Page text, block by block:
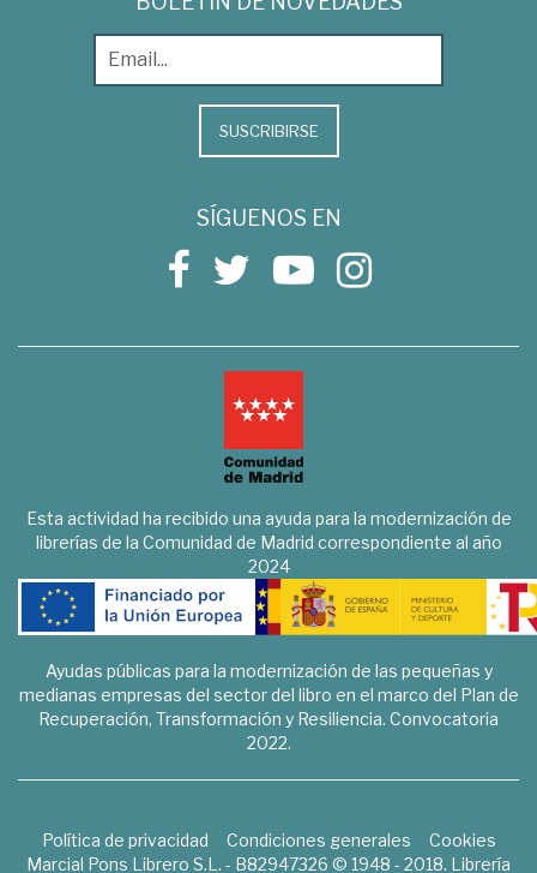
SUSCRIBIRSE
SÍGUENOS EN
Esta actividad ha recibido una ayuda para la modernización de
librerías de la Comunidad de Madrid correspondiente al año
2024
Ayudas públicas para la modernización de las pequeñas y
medianas empresas del sector del libro en el marco del Plan de
Recuperación, Transformación y Resiliencia. Convocatoria
2022.
Política de privacidad Condiciones generales
Cookies
Marcial Pons Librero S.L. - B82947326 © 1948 - 2018. Librería